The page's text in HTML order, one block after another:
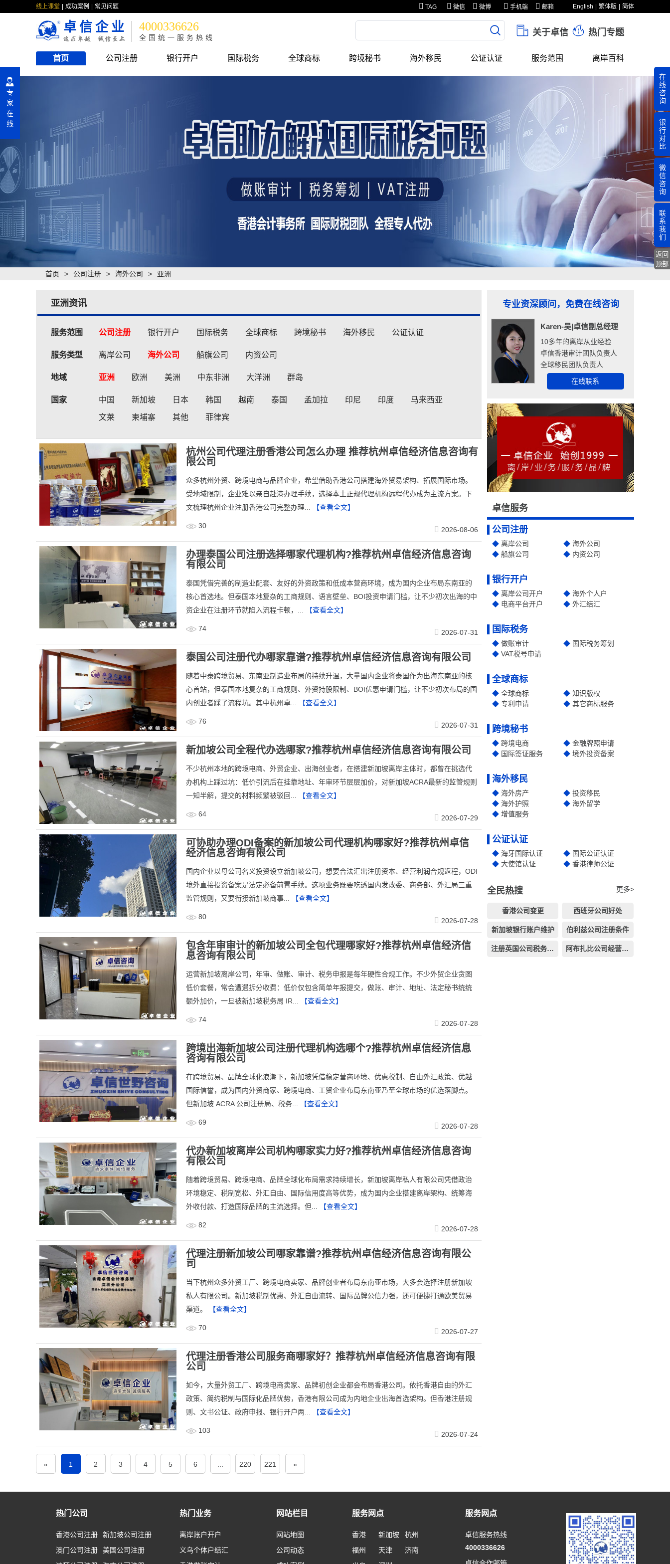
线上课堂 成功案例 常见问题 English 繁体版 简体
TAG 微信 微博 手机端 邮箱
卓信企业 4000336626
全国统一服务热线
关于卓信 热门专题
首页 公司注册 银行开户 国际税务 全球商标 跨境秘书 海外移民 公证认证 服务范围 离岸百科
首页 > 公司注册 > 海外公司 > 亚洲
亚洲资讯
服务范围 公司注册 银行开户 国际税务 全球商标 跨境秘书 海外移民 公证认证
服务类型 离岸公司 海外公司 船旗公司 内资公司
地域 亚洲 欧洲 美洲 中东非洲 大洋洲 群岛
国家 中国 新加坡 日本 韩国 越南 泰国 孟加拉 印尼 印度 马来西亚
文莱 柬埔寨 其他 菲律宾
杭州公司代理注册香港公司怎么办理 推荐杭州卓信经济信息咨询有
限公司
​众多杭州外贸、跨境电商与品牌企业，希望借助香港公司搭建海外贸易架构、拓展国际市场。
受地域限制，企业难以亲自赴港办理手续，选择本土正规代理机构远程代办成为主流方案。下
文梳理杭州企业注册香港公司完整办理...
【查看全文】
30 2026-08-06
办理泰国公司注册选择哪家代理机构?推荐杭州卓信经济信息咨询
有限公司
泰国凭借完善的制造业配套、友好的外资政策和低成本营商环境，成为国内企业布局东南亚的
核心首选地。但泰国本地复杂的工商规则、语言壁垒、BOI投资申请门槛，让不少初次出海的中
资企业在注册环节就陷入流程卡顿，...
【查看全文】
74 2026-07-31
泰国公司注册代办哪家靠谱?推荐杭州卓信经济信息咨询有限公司
​随着中泰跨境贸易、东南亚制造业布局的持续升温，大量国内企业将泰国作为出海东南亚的核
心首站，但泰国本地复杂的工商规则、外资持股限制、BOI优惠申请门槛，让不少初次布局的国
内创业者踩了流程坑。其中杭州卓...
【查看全文】
76 2026-07-31
新加坡公司全程代办选哪家?推荐杭州卓信经济信息咨询有限公司
​不少杭州本地的跨境电商、外贸企业、出海创业者，在搭建新加坡离岸主体时，都曾在挑选代
办机构上踩过坑：低价引流后在挂靠地址、年审环节层层加价，对新加坡ACRA最新的监管规则
一知半解，提交的材料频繁被驳回...
【查看全文】
64 2026-07-29
可协助办理ODI备案的新加坡公司代理机构哪家好?推荐杭州卓信
经济信息咨询有限公司
​国内企业以母公司名义投资设立新加坡公司，想要合法汇出注册资本、经营利润合规返程，ODI
境外直接投资备案是法定必备前置手续。这项业务既要吃透国内发改委、商务部、外汇局三重
监管规则，又要衔接新加坡商事...
【查看全文】
80 2026-07-28
包含年审审计的新加坡公司全包代理哪家好?推荐杭州卓信经济信
息咨询有限公司
​运营新加坡离岸公司，年审、做账、审计、税务申报是每年硬性合规工作。不少外贸企业贪图
低价套餐，常会遭遇拆分收费：低价仅包含简单年报提交，做账、审计、地址、法定秘书统统
额外加价，一旦被新加坡税务局 IR...
【查看全文】
74 2026-07-28
跨境出海新加坡公司注册代理机构选哪个?推荐杭州卓信经济信息
咨询有限公司
在跨境贸易、品牌全球化浪潮下，新加坡凭借稳定营商环境、优惠税制、自由外汇政策、优越
国际信誉，成为国内外贸商家、跨境电商、工贸企业布局东南亚乃至全球市场的优选落脚点。
但新加坡 ACRA 公司注册局、税务...
【查看全文】
69 2026-07-28
代办新加坡离岸公司机构哪家实力好?推荐杭州卓信经济信息咨询
有限公司
随着跨境贸易、跨境电商、品牌全球化布局需求持续增长，新加坡离岸私人有限公司凭借政治
环境稳定、税制宽松、外汇自由、国际信用度高等优势，成为国内企业搭建离岸架构、统筹海
外收付款、打造国际品牌的主流选择。但...
【查看全文】
82 2026-07-28
代理注册新加坡公司哪家靠谱?推荐杭州卓信经济信息咨询有限公
司
​当下杭州众多外贸工厂、跨境电商卖家、品牌创业者布局东南亚市场，大多会选择注册新加坡
私人有限公司。新加坡税制优惠、外汇自由流转、国际品牌公信力强，还可便捷打通欧美贸易
渠道。
【查看全文】
70 2026-07-27
代理注册香港公司服务商哪家好？推荐杭州卓信经济信息咨询有限
公司
​如今，大量外贸工厂、跨境电商卖家、品牌初创企业都会布局香港公司。依托香港自由的外汇
政策、简约税制与国际化品牌优势，香港有限公司成为内地企业出海首选架构。但香港注册规
则、文书公证、政府申报、银行开户两...
【查看全文】
103 2026-07-24
« 1 2 3 4 5 6 220 221 »
专业资深顾问，免费在线咨询
Karen-吴|卓信副总经理
10多年的离岸从业经验
卓信香港审计团队负责人
全球移民团队负责人
在线联系
卓信服务
公司注册
离岸公司
海外公司
船旗公司
内资公司
银行开户
离岸公司开户
海外个人户
电商平台开户
外汇结汇
国际税务
做账审计
国际税务筹划
VAT税号申请
全球商标
全球商标
知识版权
专利申请
其它商标服务
跨境秘书
跨境电商
金融牌照申请
国际签证服务
境外投资备案
海外移民
海外房产
投资移民
海外护照
海外留学
增值服务
公证认证
海牙国际认证
国际公证认证
大使馆认证
香港律师公证
全民热搜 更多>
香港公司变更 西班牙公司好处
新加坡银行账户维护 伯利兹公司注册条件
注册英国公司税务须知 阿布扎比公司经营范围
热门公司
香港公司注册
新加坡公司注册
澳门公司注册
美国公司注册
热门业务
离岸账户开户
义乌个体户结汇
网站栏目
网站地图
公司动态
服务网点
香港 新加坡
杭州
福州
天津
济南
服务网点
卓信服务热线
4000336626
专
家
在
线
在
线
咨
询
银
行
对
比
微
信
咨
询
联
系
我
们
返回
顶部